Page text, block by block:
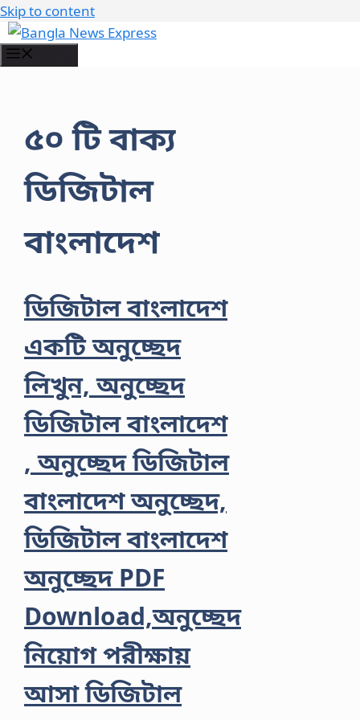
Skip to content
৫০ টি বাক্য
ডিজিটাল
বাংলাদেশ
ডিজিটাল বাংলাদেশ
একটি অনুচ্ছেদ
লিখুন, অনুচ্ছেদ
ডিজিটাল বাংলাদেশ
, অনুচ্ছেদ ডিজিটাল
বাংলাদেশ অনুচ্ছেদ,
ডিজিটাল বাংলাদেশ
অনুচ্ছেদ PDF
Download,অনুচ্ছেদ
নিয়োগ পরীক্ষায়
আসা ডিজিটাল